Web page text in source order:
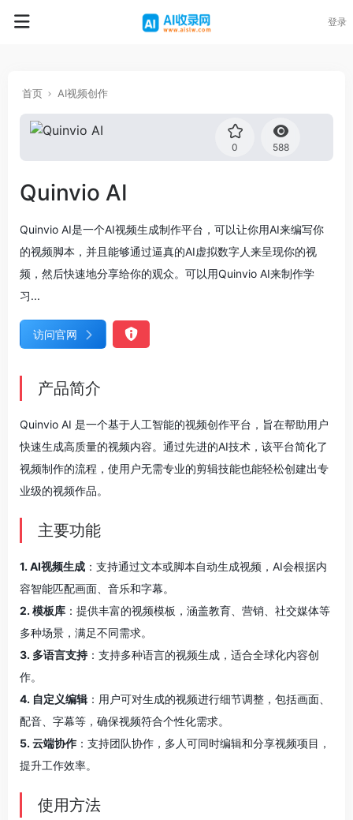
登录
首页 AI视频创作
0 588
Quinvio AI
Quinvio AI是一个AI视频生成制作平台，可以让你用AI来编写你
的视频脚本，并且能够通过逼真的AI虚拟数字人来呈现你的视
频，然后快速地分享给你的观众。可以用Quinvio AI来制作学
习...
访问官网
产品简介
Quinvio AI 是一个基于人工智能的视频创作平台，旨在帮助用户
快速生成高质量的视频内容。通过先进的AI技术，该平台简化了
视频制作的流程，使用户无需专业的剪辑技能也能轻松创建出专
业级的视频作品。
主要功能
1. AI视频生成 ：支持通过文本或脚本自动生成视频，AI会根据内
容智能匹配画面、音乐和字幕。
2. 模板库 ：提供丰富的视频模板，涵盖教育、营销、社交媒体等
多种场景，满足不同需求。
3. 多语言支持：支持多种语言的视频生成，适合全球化内容创
作。
4. 自定义编辑 ：用户可对生成的视频进行细节调整，包括画面、
配音、字幕等，确保视频符合个性化需求。
5. 云端协作 ：支持团队协作，多人可同时编辑和分享视频项目，
提升工作效率。
使用方法